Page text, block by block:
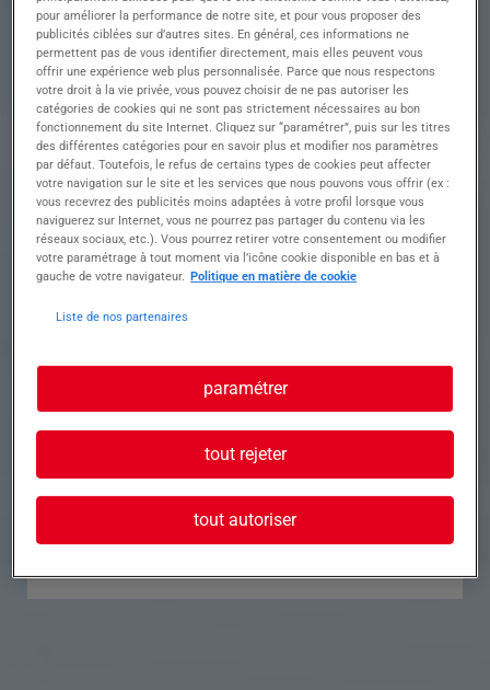
Expérience
Salaire
Contrat
Ville
()
Référence Annonce n°
Contact
Tél.
Postuler à cette offre
pour améliorer la performance de notre site, et pour vous proposer des
publicités ciblées sur d’autres sites. En général, ces informations ne
permettent pas de vous identifier directement, mais elles peuvent vous
offrir une expérience web plus personnalisée. Parce que nous respectons
votre droit à la vie privée, vous pouvez choisir de ne pas autoriser les
catégories de cookies qui ne sont pas strictement nécessaires au bon
fonctionnement du site Internet. Cliquez sur “paramétrer”, puis sur les titres
des différentes catégories pour en savoir plus et modifier nos paramètres
par défaut. Toutefois, le refus de certains types de cookies peut affecter
votre navigation sur le site et les services que nous pouvons vous offrir (ex :
vous recevrez des publicités moins adaptées à votre profil lorsque vous
naviguerez sur Internet, vous ne pourrez pas partager du contenu via les
réseaux sociaux, etc.). Vous pourrez retirer votre consentement ou modifier
votre paramétrage à tout moment via l’icône cookie disponible en bas et à
gauche de votre navigateur. Politique en matière de cookie
Liste de nos partenaires
paramétrer
tout rejeter
tout autoriser